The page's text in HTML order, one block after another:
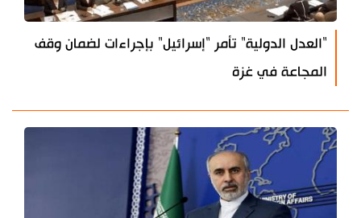
"العدل الدولية" تأمر "إسرائيل" بإجراءات لضمان وقف
المجاعة في غزة